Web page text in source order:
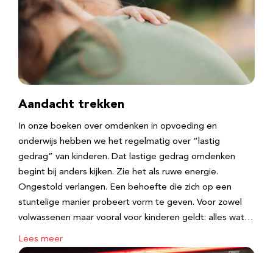
Aandacht trekken
In onze boeken over omdenken in opvoeding en
onderwijs hebben we het regelmatig over “lastig
gedrag” van kinderen. Dat lastige gedrag omdenken
begint bij anders kijken. Zie het als ruwe energie.
Ongestold verlangen. Een behoefte die zich op een
stuntelige manier probeert vorm te geven. Voor zowel
volwassenen maar vooral voor kinderen geldt: alles wat…
Lees meer